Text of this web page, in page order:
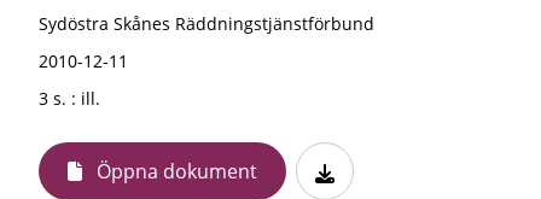
Sydöstra Skånes Räddningstjänstförbund
2010-12-11
3 s. : ill.
Öppna dokument